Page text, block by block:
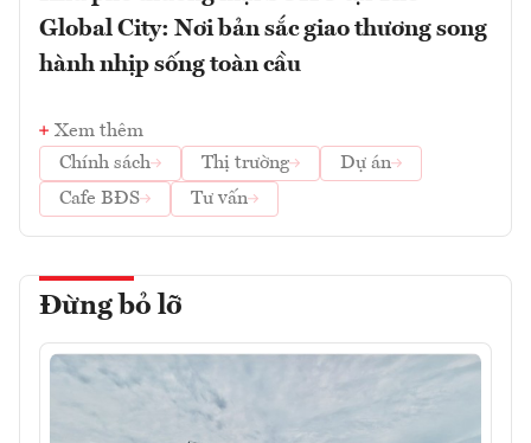
Global City: Nơi bản sắc giao thương song
hành nhịp sống toàn cầu
Xem thêm
Chính sách
Thị trường
Dự án
Cafe BĐS
Tư vấn
Đừng bỏ lỡ